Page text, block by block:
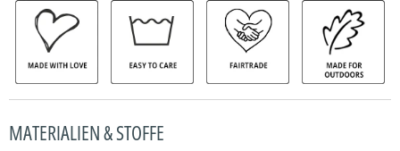
MATERIALIEN & STOFFE